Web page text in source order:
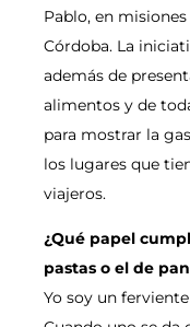
Pablo, en
Córdoba. La
además de
alimentos y de
para mostrar la
los lugares que
viajeros.
¿Qué papel
pastas o el de
Yo soy un